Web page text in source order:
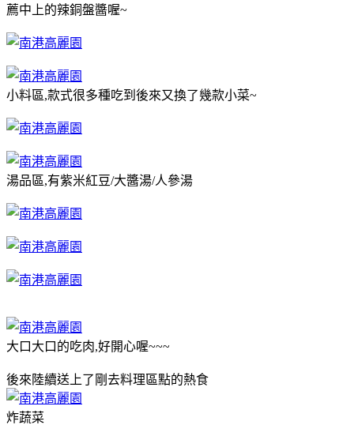
薦中上的辣銅盤醬喔~
小料區,款式很多種吃到後來又換了幾款小菜~
湯品區,有紫米紅豆/大醬湯/人參湯
大口大口的吃肉,好開心喔~~~
後來陸續送上了剛去料理區點的熱食
炸蔬菜